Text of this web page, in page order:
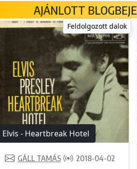
AJÁNLOTT
Feldolgozott dalok
Elvis - Heartbreak Hotel
GÁLL TAMÁS 2018-04-02